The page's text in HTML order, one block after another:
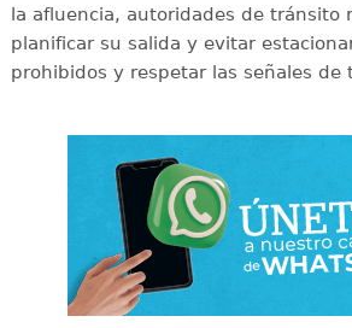
la afluencia, autoridades de tránsito
planificar su salida y evitar
prohibidos y respetar las señales de